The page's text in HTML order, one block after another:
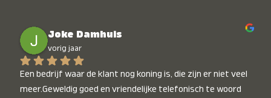
Joke Damhuis
vorig jaar
Een bedrijf waar de klant nog koning is, die zijn er niet veel
meer.Geweldig goed en vriendelijke telefonisch te woord